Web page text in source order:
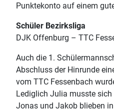
Punktekonto auf einem
Schüler Bezirksliga
DJK Offenburg – TTC
Auch die 1.
Abschluss der Hinrunde
vom TTC Fessenbach
Lediglich Julia musste
Jonas und Jakob blieben